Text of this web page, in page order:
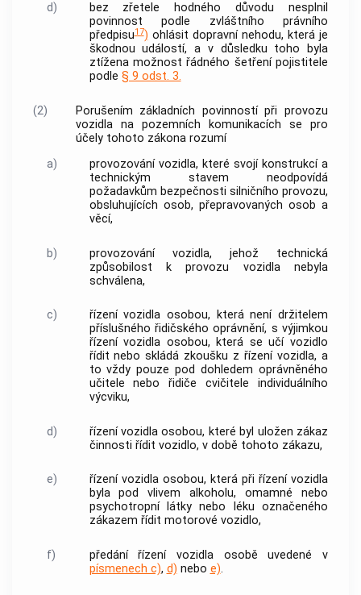
d)
bez zřetele hodného důvodu nesplnil
povinnost podle zvláštního právního
předpisu17) ohlásit dopravní nehodu, která je
škodnou událostí, a v důsledku toho byla
ztížena možnost řádného šetření pojistitele
podle § 9 odst. 3.
(2)
Porušením základních povinností při provozu
vozidlana pozemních komunikacích se pro
účely tohoto zákona rozumí
a)
provozování vozidla, které svojí konstrukcí a
technickým stavem neodpovídá
požadavkům bezpečnosti silničního provozu,
obsluhujících osob, přepravovaných osob a
věcí,
b) provozování vozidla, jehož technická
způsobilost k provozu vozidlanebyla
schválena,
c) řízenívozidla osobou, která není držitelem
příslušného řidičského oprávnění, s výjimkou
řízenívozidla osobou, která se učí vozidlo
řídit nebo skládá zkoušku z řízenívozidla, a
to vždy pouze pod dohledem oprávněného
učitele nebo řidiče cvičitele individuálního
výcviku,
d) řízenívozidlaosobou, které byl uložen zákaz
činnosti řídit vozidlo, v době tohoto zákazu,
e) řízení vozidlaosobou, která při řízení vozidla
byla pod vlivem alkoholu, omamné nebo
psychotropní látky nebo léku označeného
zákazem řídit motorové vozidlo,
f) předání řízení vozidlaosobě uvedené v
písmenech c), d) nebo e).